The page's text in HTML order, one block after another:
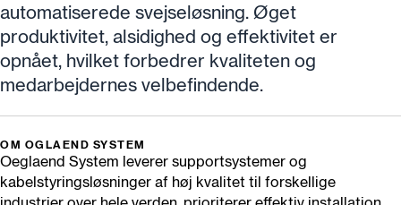
automatiserede svejseløsning. Øget
produktivitet, alsidighed og effektivitet er
opnået, hvilket forbedrer kvaliteten og
medarbejdernes velbefindende.
OM OGLAEND SYSTEM
Oeglaend System leverer supportsystemer og
kabelstyringsløsninger af høj kvalitet til forskellige